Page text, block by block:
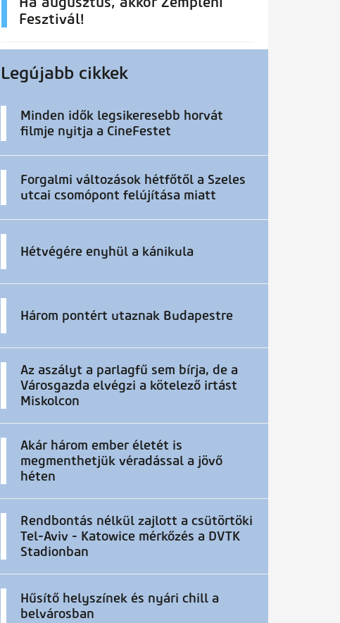
Fesztivál!
Legújabb cikkek
Minden idők legsikeresebb horvát
filmje nyitja a CineFestet
Forgalmi változások hétfőtől a Szeles
utcai csomópont felújítása miatt
Hétvégére enyhül a kánikula
Három pontért utaznak Budapestre
Az aszályt a parlagfű sem bírja, de a
Városgazda elvégzi a kötelező irtást
Miskolcon
Akár három ember életét is
megmenthetjük véradással a jövő
héten
Rendbontás nélkül zajlott a csütörtöki
Tel-Aviv - Katowice mérkőzés a DVTK
Stadionban
Hűsítő helyszínek és nyári chill a
belvárosban